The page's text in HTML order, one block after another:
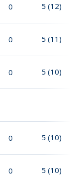
0 5 (12)
0 5 (11)
0 5 (10)
0 5 (10)
0 5 (10)